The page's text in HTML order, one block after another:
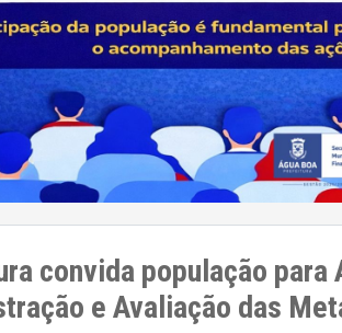
convida população para
e Avaliação das